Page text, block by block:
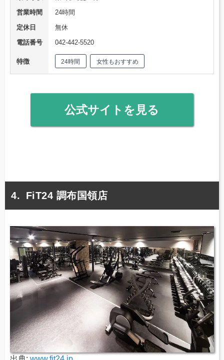
営業時間
24時間
定休日
無休
電話番号
042-442-5520
特徴 24時間 女性もおすすめ
公式サイトを見る
FiT24 調布国領店